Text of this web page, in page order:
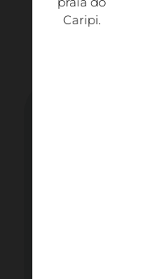
Caripi.​